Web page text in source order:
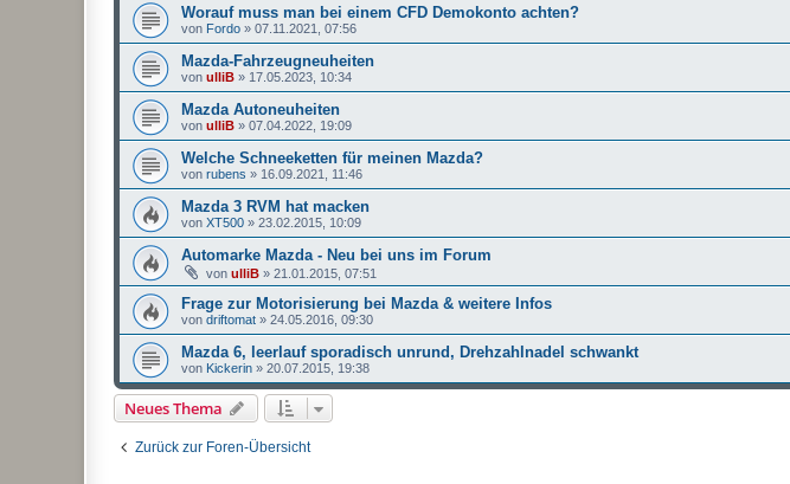
Worauf muss man bei einem CFD Demokonto achten?
von Fordo » 07.11.2021, 07:56
Mazda-Fahrzeugneuheiten
von ulliB » 17.05.2023, 10:34
Mazda Autoneuheiten
von ulliB » 07.04.2022, 19:09
Welche Schneeketten für meinen Mazda?
von rubens » 16.09.2021, 11:46
Mazda 3 RVM hat macken
von XT500 » 23.02.2015, 10:09
Automarke Mazda - Neu bei uns im Forum
von ulliB » 21.01.2015, 07:51
Frage zur Motorisierung bei Mazda & weitere Infos
von driftomat » 24.05.2016, 09:30
Mazda 6, leerlauf sporadisch unrund, Drehzahlnadel schwankt
von Kickerin » 20.07.2015, 19:38
Neues Thema
Zurück zur Foren-Übersicht